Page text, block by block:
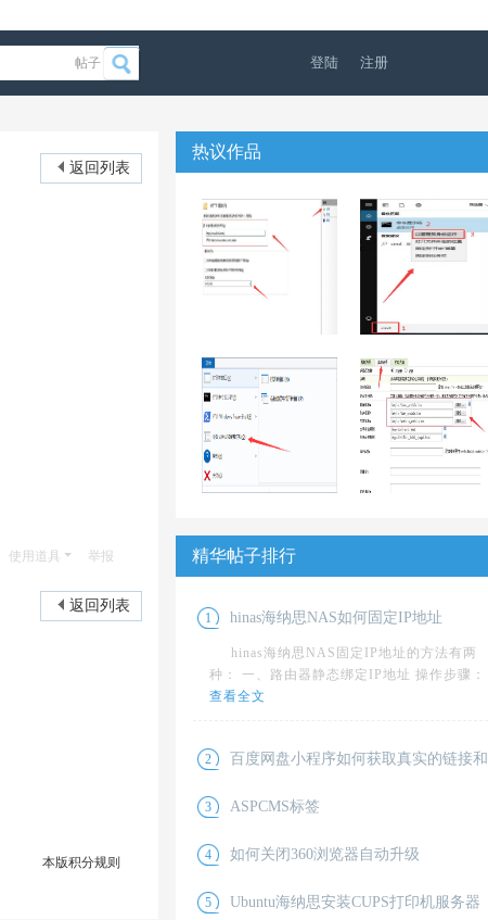
帖子 登陆 注册
返回列表
使用道具 举报
返回列表
本版积分规则
热议作品
WINDOWS IIS服
务器中ASP PHP
ASP.NET网站如
WIN10正版重做
系统之后出现未
激活如何解决
11
WIN10 WIN8
WIN7不显示图片
缩略图怎么办
DEDE织梦前台显
空白没有数据
精华帖子排行
1 hinas海纳思NAS如何固定IP地址
hinas海纳思NAS固定IP地址的方法有两
种： 一、路由器静态绑定IP地址 操作步骤：
查看全文
2 百度网盘小程序如何获取真实的链接
取码
微信也行。 1、如果是二维码，就扫码进入；
3 ASPCMS标签
为了使用方便~按ctrl+F 快速查找~ 导航栏调
4 如何关闭360浏览器自动升级
容易出问题，如何关闭呢？ 首先找到360浏
5 Ubuntu海纳思安装CUPS打印机服务器